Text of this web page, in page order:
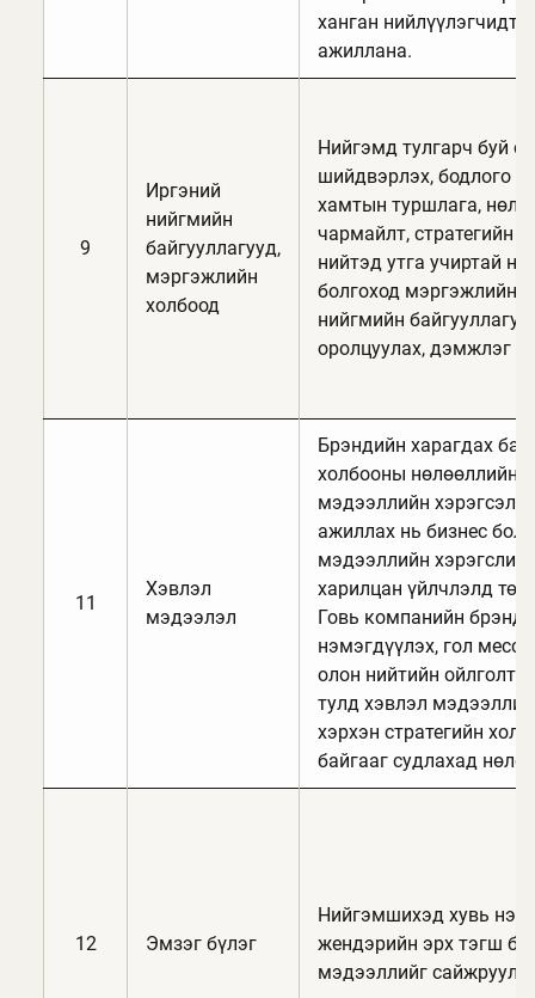
ханган
ажиллана.
9
Иргэний
нийгмийн
байгууллагууд,
мэргэжлийн
холбоод
Нийгэмд тулгарч буй
шийдвэрлэх, бодлого
хамтын туршлага,
чармайлт, стратегийн
нийтэд утга учиртай
болгоход мэргэжлийн
нийгмийн
оролцуулах, дэмжлэг
11
Хэвлэл
мэдээлэл
Брэндийн харагдах
холбооны нөлөөллийн
мэдээллийн
ажиллах нь бизнес
мэдээллийн
харилцан үйлчлэлд
Говь компанийн
нэмэгдүүлэх, гол
олон нийтийн
тулд хэвлэл
хэрхэн стратегийн
байгааг судлахад
12 Эмзэг бүлэг
Нийгэмшихэд хувь
жендэрийн эрх тэгш
мэдээллийг